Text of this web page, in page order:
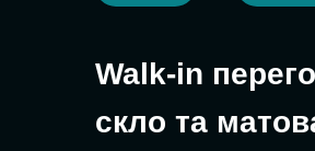
Walk-in
скло та